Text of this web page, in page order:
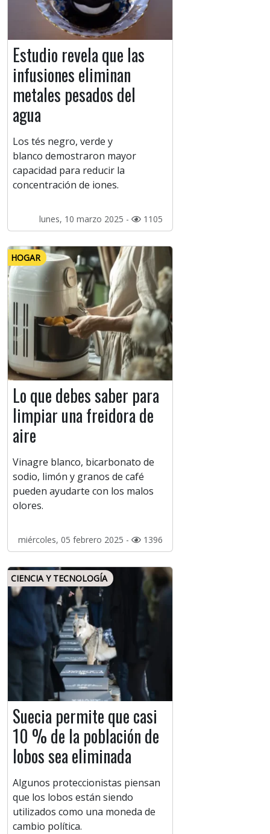
Estudio revela que las
infusiones eliminan
metales pesados del
agua
Los tés negro, verde y
blanco demostraron mayor
capacidad para reducir la
concentración de iones.
lunes, 10 marzo 2025 - 1105
HOGAR
Lo que debes saber para
limpiar una freidora de
aire
Vinagre blanco, bicarbonato de
sodio, limón y granos de café
pueden ayudarte con los malos
olores.
miércoles, 05 febrero 2025 - 1396
CIENCIA Y TECNOLOGÍA
Suecia permite que casi
10 % de la población de
lobos sea eliminada
Algunos proteccionistas piensan
que los lobos están siendo
utilizados como una moneda de
cambio política.